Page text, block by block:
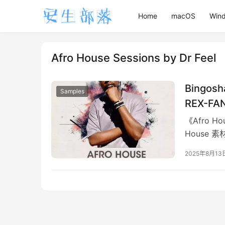
Home macOS
Afro House Sessions by Dr Feel
Samples
REX-
《Afro
House 素
2025年8月13